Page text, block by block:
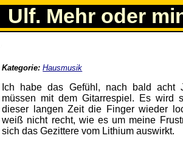
Ulf. Mehr oder
Kategorie: Hausmusik
Ich habe das Gefühl, nach bald acht
müssen mit dem Gitarrespiel. Es wird
dieser langen Zeit die Finger wieder
weiß nicht recht, wie es um meine
sich das Gezittere vom Lithium auswirkt.